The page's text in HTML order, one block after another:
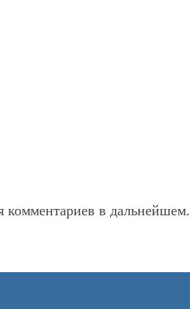
комментариев в дальнейшем.